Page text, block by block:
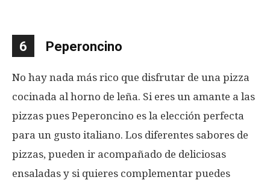
6 Peperoncino
No hay nada más rico que disfrutar de una pizza
cocinada al horno de leña. Si eres un amante a las
pizzas pues Peperoncino es la elección perfecta
para un gusto italiano. Los diferentes sabores de
pizzas, pueden ir acompañado de deliciosas
ensaladas y si quieres complementar puedes